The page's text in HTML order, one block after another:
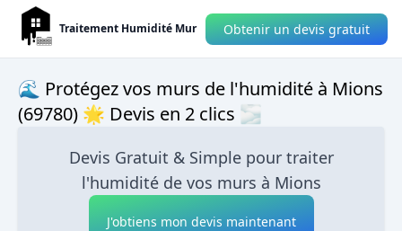
Traitement Humidité Mur Obtenir un devis gratuit
🌊 Protégez vos murs de l'humidité à Mions
(69780) 🌟 Devis en 2 clics 🌫
Devis Gratuit & Simple pour traiter
l'humidité de vos murs à Mions
J'obtiens mon devis maintenant